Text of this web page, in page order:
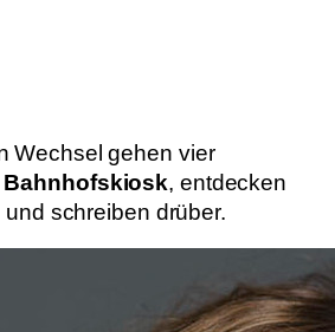
Wechsel gehen vier
Bahnhofskiosk, entdecken
schreiben drüber.